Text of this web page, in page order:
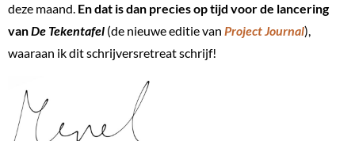
deze maand. En dat is dan precies op tijd voor de lancering
vanDe Tekentafel (de nieuwe editie van Project Journal),
waaraan ik dit schrijversretreat schrijf!